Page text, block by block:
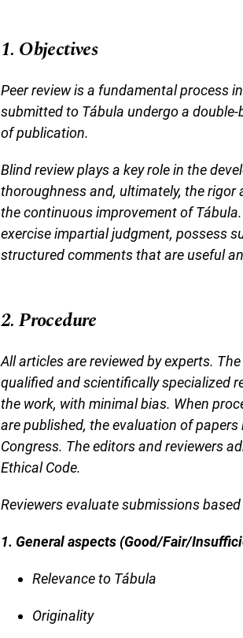
1. Objectives
Peer review is a fundamental process
submitted to Tábula undergo a
of publication.
Blind review plays a key role in the
thoroughness and, ultimately, the
the continuous improvement of
exercise impartial judgment, possess
structured comments that are useful
2. Procedure
All articles are reviewed by experts.
qualified and scientifically specialized
the work, with minimal bias. When
are published, the evaluation of
Congress. The editors and reviewers
Ethical Code.
Reviewers evaluate submissions
1. General aspects (Good/Fair/
Relevance to Tábula
Originality